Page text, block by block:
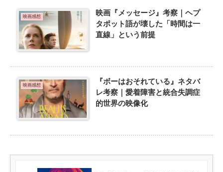
映画感想
映画『メッセージ』考察｜ヘプ
タポット語が壊した「時間は一
直線」という前提
映画感想
『ボーはおそれている』ネタバ
レ考察｜愛着障害と統合失調症
的世界の映像化